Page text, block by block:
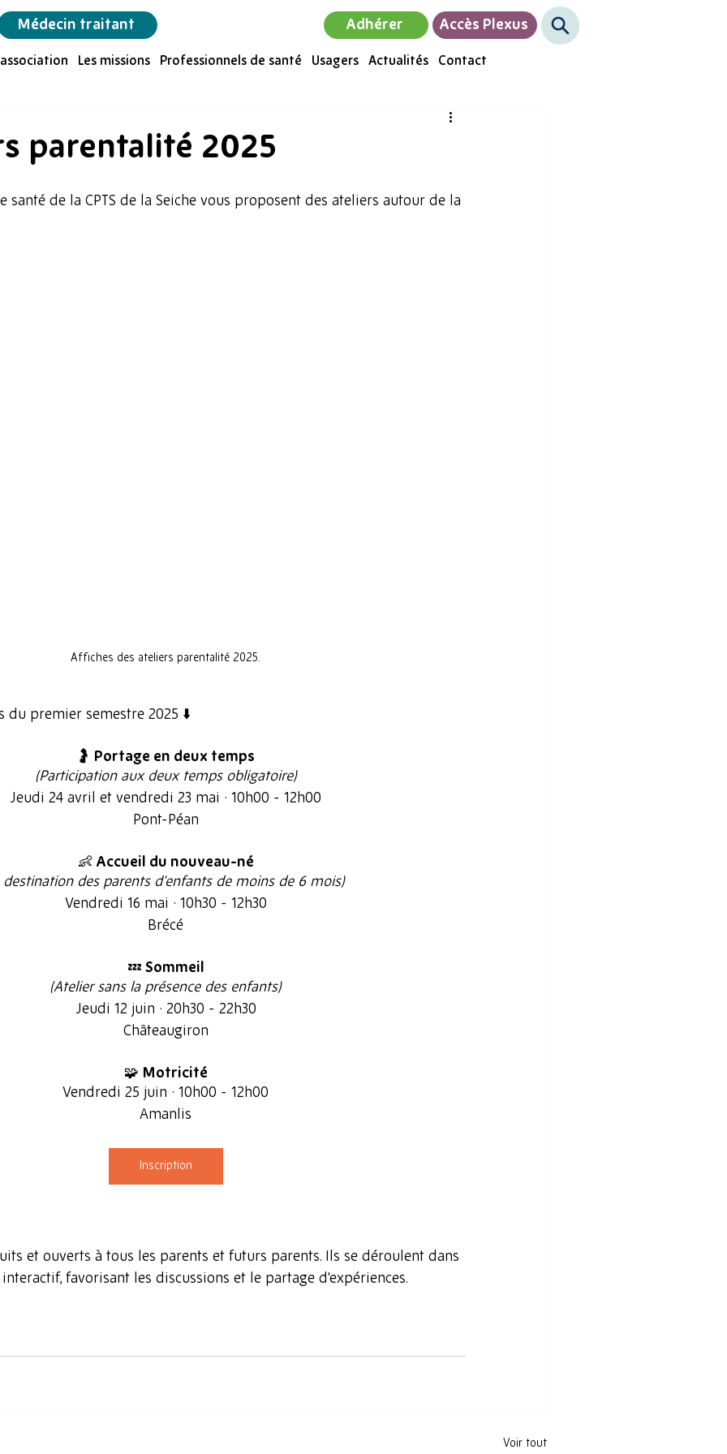
Médecin traitant Adhérer Accès Plexus
Les missions Professionnels de santé Usagers Actualités Contact
parentalité 2025
santé de la CPTS de la Seiche vous proposent des ateliers autour de la
Affiches des ateliers parentalité 2025.
du premier semestre 2025 ⬇️
🤰 Portage en deux temps
(Participation aux deux temps obligatoire)
Jeudi 24 avril et vendredi 23 mai · 10h00 - 12h00
Pont-Péan
👶 Accueil du nouveau-né
destination des parents d'enfants de moins de 6 mois)
Vendredi 16 mai · 10h30 - 12h30
Brécé
💤 Sommeil
(Atelier sans la présence des enfants)
Jeudi 12 juin · 20h30 - 22h30
Châteaugiron
🧩 Motricité
Vendredi 25 juin · 10h00 - 12h00
Amanlis
Inscription
et ouverts à tous les parents et futurs parents. Ils se déroulent dans
favorisant les discussions et le partage d'expériences.
Voir tout